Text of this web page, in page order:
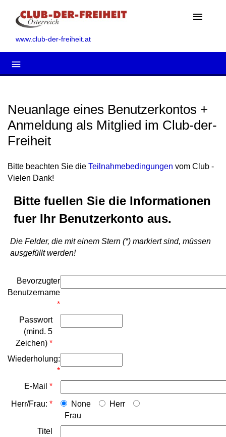
menu
www.club-der-freiheit.at
menu
Neuanlage eines Benutzerkontos +
Anmeldung als Mitglied im Club-der-
Freiheit
Bitte beachten Sie die Teilnahmebedingungen vom Club -
Vielen Dank!
Bitte fuellen Sie die Informationen
fuer Ihr Benutzerkonto aus.
Die Felder, die mit einem Stern (*) markiert sind, müssen
ausgefüllt werden!
Bevorzugter
Benutzername
*
Passwort
(mind. 5
Zeichen) *
Wiederholung:
*
E-Mail *
Herr/Frau: * None
Herr
Frau
Titel